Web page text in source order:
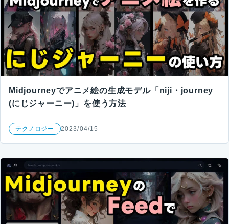
Midjourneyでアニメ絵の生成モデル「niji・journey
(にじジャーニー)」を使う方法
テクノロジー 2023/04/15